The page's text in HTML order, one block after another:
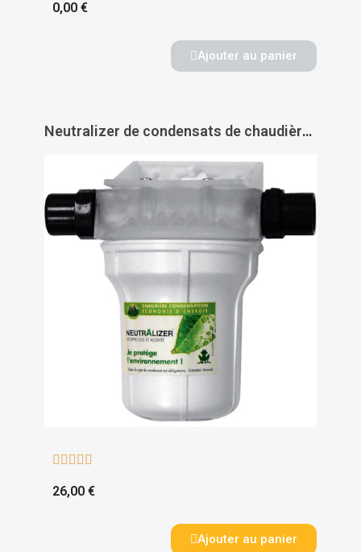
0,00 €
Ajouter au panier
Neutralizer de condensats de chaudières - POLAR
    
26,00 €
Ajouter au panier